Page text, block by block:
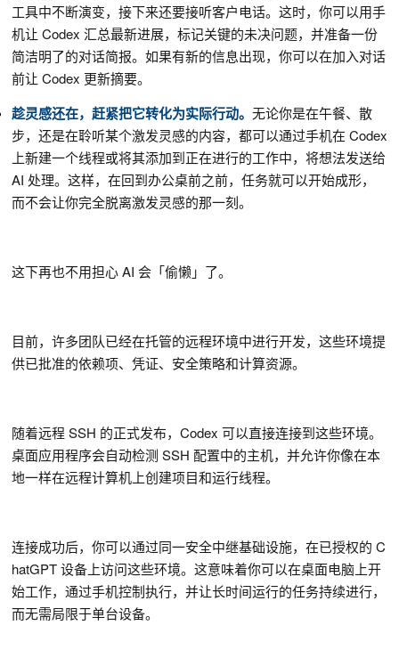
工具中不断演变，接下来还要接听客户电话。这时，你可以用手
机让 Codex 汇总最新进展，标记关键的未决问题，并准备一份
简洁明了的对话简报。如果有新的信息出现，你可以在加入对话
前让 Codex 更新摘要。
趁灵感还在，赶紧把它转化为实际行动。 无论你是在午餐、散
步，还是在聆听某个激发灵感的内容，都可以通过手机在 Codex
上新建一个线程或将其添加到正在进行的工作中，将想法发送给
AI 处理。这样，在回到办公桌前之前，任务就可以开始成形，
而不会让你完全脱离激发灵感的那一刻。
这下再也不用担心 AI 会「偷懒」了。
目前，许多团队已经在托管的远程环境中进行开发，这些环境提
供已批准的依赖项、凭证、安全策略和计算资源。
随着远程 SSH 的正式发布，Codex 可以直接连接到这些环境。
桌面应用程序会自动检测 SSH 配置中的主机，并允许你像在本
地一样在远程计算机上创建项目和运行线程。
连接成功后，你可以通过同一安全中继基础设施，在已授权的 C
hatGPT 设备上访问这些环境。这意味着你可以在桌面电脑上开
始工作，通过手机控制执行，并让长时间运行的任务持续进行，
而无需局限于单台设备。